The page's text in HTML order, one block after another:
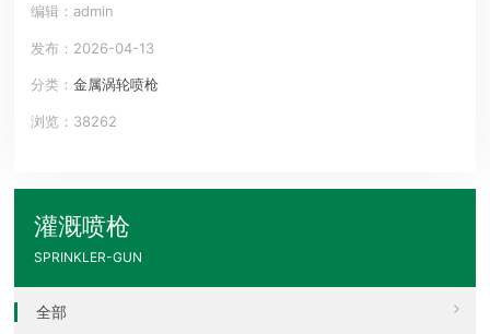
编辑：admin
发布：2026-04-13
分类： 金属涡轮喷枪
浏览：38262
灌溉喷枪
SPRINKLER-GUN
全部